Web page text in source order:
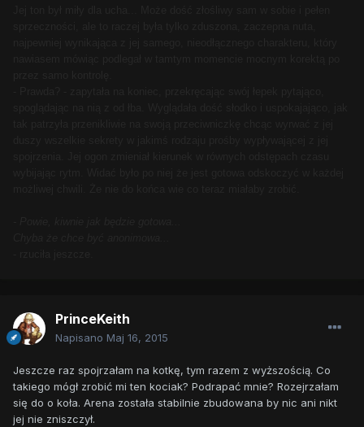
PrinceKeith
Napisano Maj 16, 2015
Jeszcze raz spojrzałam na kotkę, tym razem z wyższością. Co
takiego mógł zrobić mi ten kociak? Podrapać mnie? Rozejrzałam
się do o koła. Arena została stabilnie zbudowana by nic ani nikt
jej nie zniszczył.